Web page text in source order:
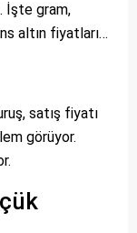
İşte gram,
altın fiyatları…
satış fiyatı
görüyor.